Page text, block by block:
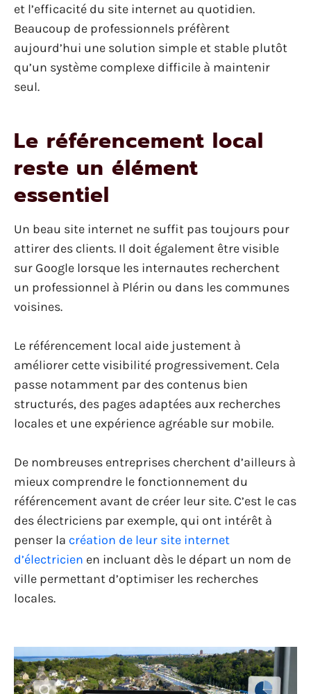
et l’efficacité du site internet au quotidien.
Beaucoup de professionnels préfèrent
aujourd’hui une solution simple et stable plutôt
qu’un système complexe difficile à maintenir
seul.
Le référencement local
reste un élément
essentiel
Un beau site internet ne suffit pas toujours pour
attirer des clients. Il doit également être visible
sur Google lorsque les internautes recherchent
un professionnel à Plérin ou dans les communes
voisines.
Le référencement local aide justement à
améliorer cette visibilité progressivement. Cela
passe notamment par des contenus bien
structurés, des pages adaptées aux recherches
locales et une expérience agréable sur mobile.
De nombreuses entreprises cherchent d’ailleurs à
mieux comprendre le fonctionnement du
référencement avant de créer leur site. C’est le cas
des électriciens par exemple, qui ont intérêt à
penser la création de leur site internet
d’électricien en incluant dès le départ un nom de
ville permettant d’optimiser les recherches
locales.